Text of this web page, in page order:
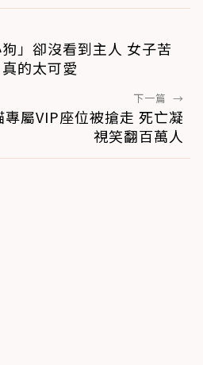
」卻沒看到主人 女子苦
的太可愛
下一篇 →
屬VIP座位被搶走 死亡凝
視笑翻百萬人